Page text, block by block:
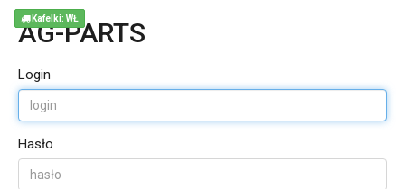
AG-PARTS
Login
Hasło
Kafelki: WŁ